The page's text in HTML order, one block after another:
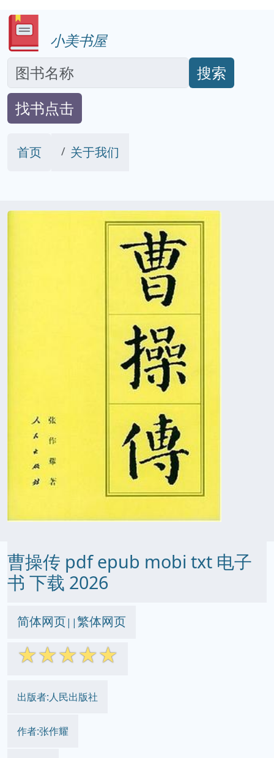
小美书屋
搜索
找书点击
首页 关于我们
曹操传 pdf epub mobi txt 电子
书 下载 2026
简体网页||繁体网页
☆☆☆☆☆
出版者:人民出版社
作者:张作耀